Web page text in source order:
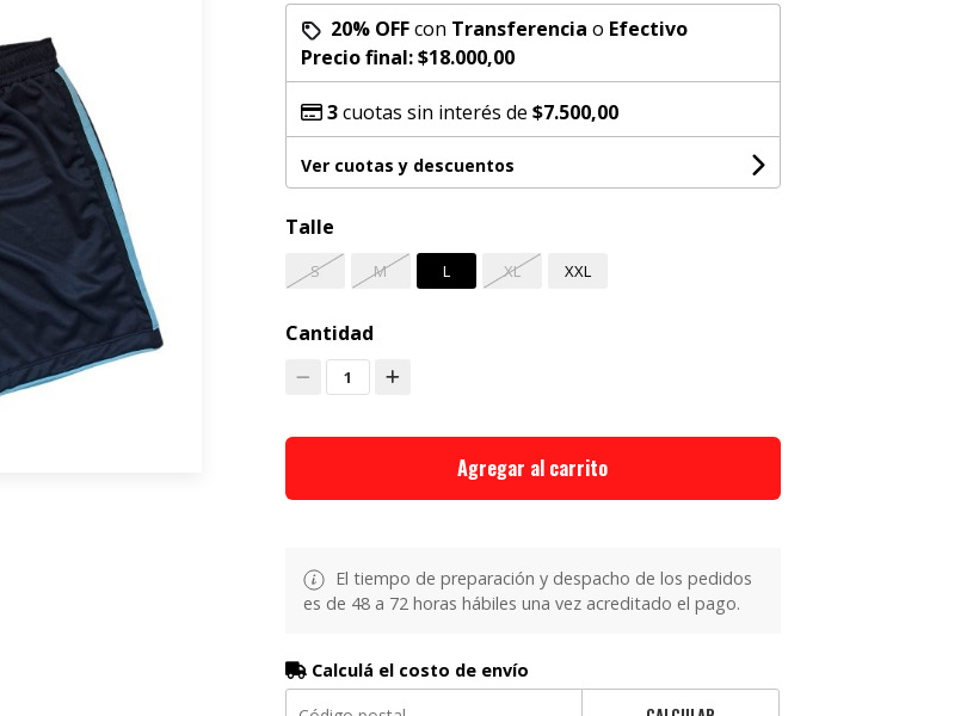
20% OFFcon Transferencia o Efectivo
Precio final:$18.000,00
3cuotas sin interés de $7.500,00
Ver cuotas y descuentos
Talle
S M L XL XXL
Cantidad
1
Agregar al carrito
El tiempo de preparación y despacho de los pedidos
es de 48 a 72 horas hábiles una vez acreditado el pago.
Calculá el costo de envío